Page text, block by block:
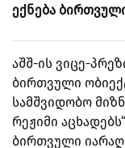
ექნება
აშშ-ის ვიცე-
ბირთვული
სამშვიდობო
რეჟიმი
ბირთვული